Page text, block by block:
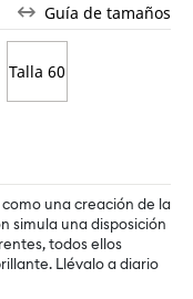
Guía de tamaños
Talla 60
una creación de la
simula una disposición
todos ellos
Llévalo a diario